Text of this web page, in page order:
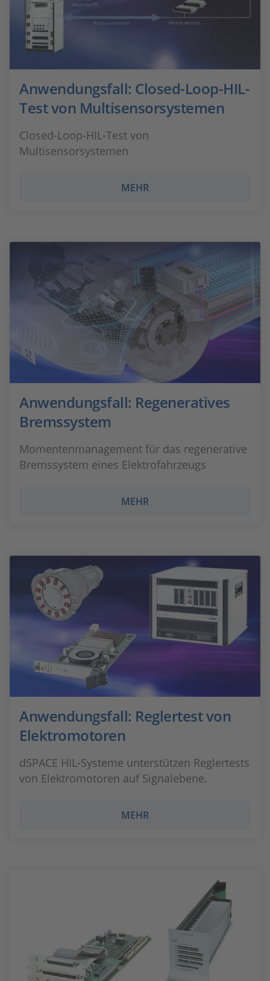
Anwendungsfall: Closed-Loop-HIL-
Test von Multisensorsystemen
Closed-Loop-HIL-Test von
Multisensorsystemen
MEHR
Anwendungsfall: Regeneratives
Bremssystem
Momentenmanagement für das regenerative
Bremssystem eines Elektrofahrzeugs
MEHR
Anwendungsfall: Reglertest von
Elektromotoren
dSPACE HIL-Systeme unterstützen Reglertests
von Elektromotoren auf Signalebene.
MEHR